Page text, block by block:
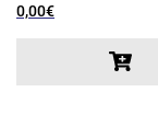
0,00€